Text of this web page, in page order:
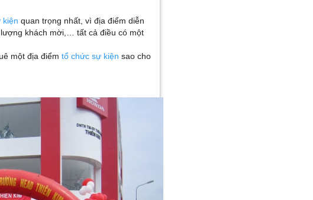
kiện quan trọng nhất, vì địa điểm diễn
khách mời,… tất cả điều có một
một địa điểm tổ chức sự kiện sao cho